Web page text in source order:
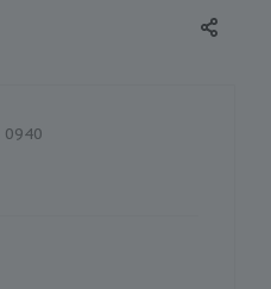
0940